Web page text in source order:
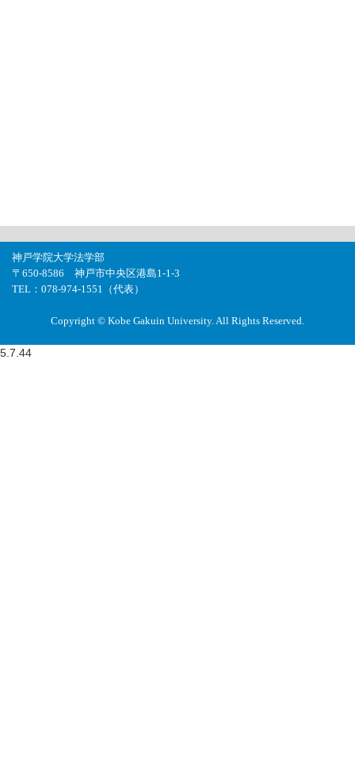
神戸学院大学法学部
〒650-8586 神戸市中央区港島1-1-3
TEL：078-974-1551（代表）
Copyright © Kobe Gakuin University. All Rights Reserved.
5.7.44